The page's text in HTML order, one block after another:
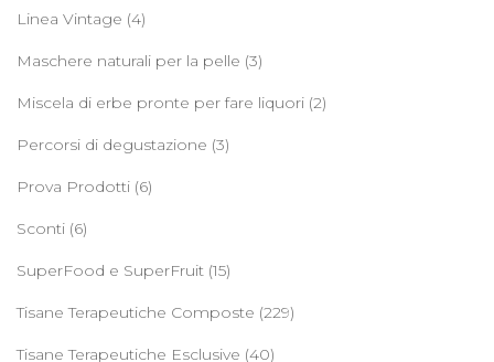
Linea Vintage (4)
Maschere naturali per la pelle (3)
Miscela di erbe pronte per fare liquori (2)
Percorsi di degustazione (3)
Prova Prodotti (6)
Sconti (6)
SuperFood e SuperFruit (15)
Tisane Terapeutiche Composte (229)
Tisane Terapeutiche Esclusive (40)